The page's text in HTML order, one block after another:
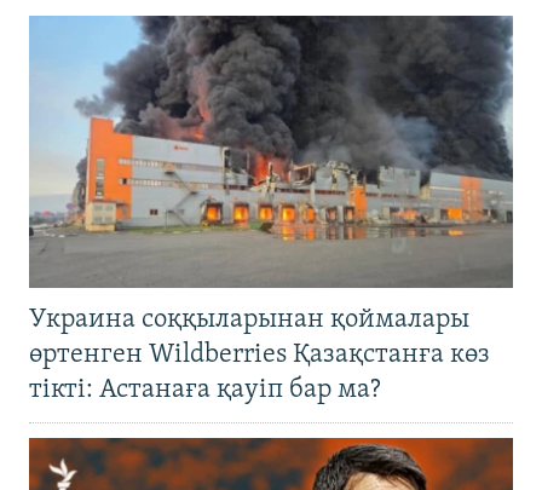
Украина соққыларынан қоймалары
өртенген Wildberries Қазақстанға көз
тікті: Астанаға қауіп бар ма?